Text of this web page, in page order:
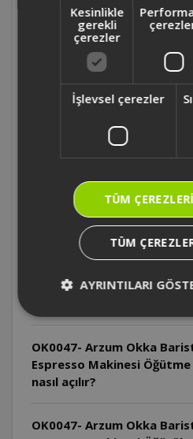
OK0047- Arzum Okka
Espresso Makinesi Süt
ayarlanır?
OK0047- Arzum Okka
Espresso Makinesi Süt
OK0047- Arzum Okka
Espresso Makinesi Süt
buzdolabında saklanabilir?
Espresso Makinesi
OK0047- Arzum Okka
Espresso Makinesi
nasıl açılır?
OK0047- Arzum Okka
Kesinlikle
gerekli
çerezler
İşlevsel çerezler
TÜM
TÜM
AYRINTILARI